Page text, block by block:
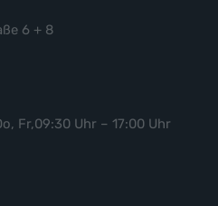
6 + 8
Fr,09:30 Uhr – 17:00 Uhr